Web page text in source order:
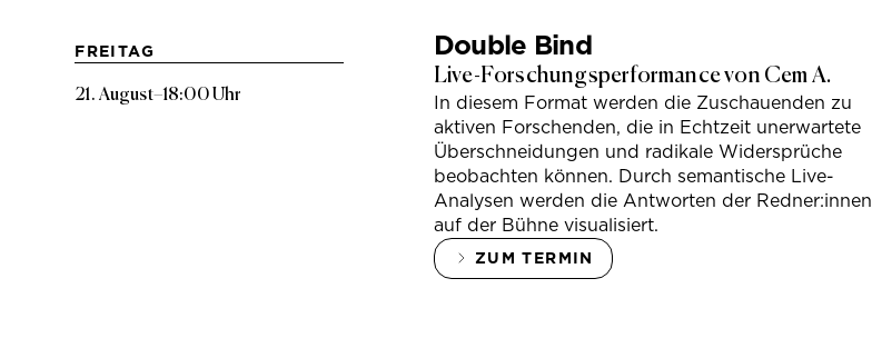
FREITAG
21. August–18:00 Uhr
Double Bind
Live-Forschungsperformance von Cem A.
In diesem Format werden die Zuschauenden zu
aktiven Forschenden, die in Echtzeit unerwartete
Überschneidungen und radikale Widersprüche
beobachten können. Durch semantische Live-
Analysen werden die Antworten der Redner:innen
auf der Bühne visualisiert.
ZUM TERMIN